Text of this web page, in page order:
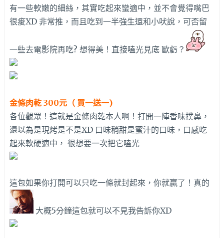
有一些軟嫩的細絲，其實吃起來蠻適中，並不會覺得嘴巴
很痠XD 非常推，而且吃到一半強生還和小吠說，可否留
一些去電影院再吃? 想得美！直接嗑光見底 歐虧？
金條肉乾 300元（ 買一送一)
各位觀眾！這就是金條肉乾本人啊！打開一陣香味撲鼻，
還以為是現烤是不是XD 口味稍甜是蜜汁的口味，口感吃
起來軟硬適中， 很想要一次把它嗑光
這包如果你打開可以只吃一條就封起來，你就贏了！真的
大概5分鐘這包就可以不見我告訴你XD